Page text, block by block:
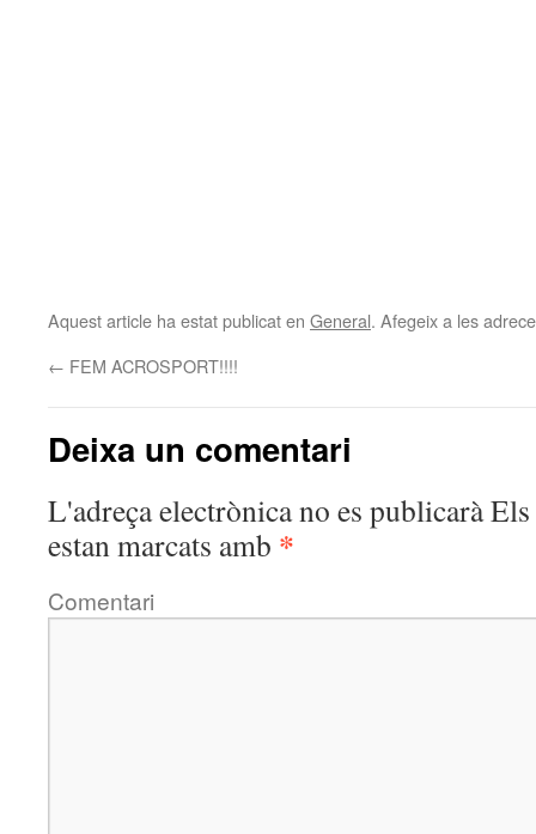
Aquest article ha estat publicat en General. Afegeix a les
← FEM ACROSPORT!!!!
Deixa un comentari
L'adreça electrònica no es publicaràEls
estan marcats amb *
Comentari